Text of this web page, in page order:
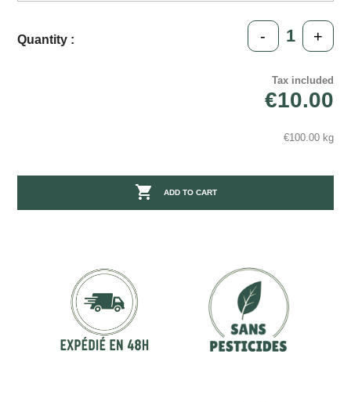
Quantity : - +
Tax included
€10.00
€100.00 kg
 ADD TO CART